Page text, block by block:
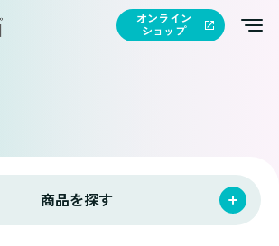
オンライン
ショップ
商品を探す